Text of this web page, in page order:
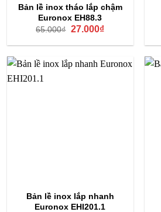
Bản lề inox tháo lắp chậm
Euronox EH88.3
65.000₫ Giá
là:
27.000₫Giá
tại
27.000₫.
Bản lề inox lắp nhanh
Euronox EHI201.1